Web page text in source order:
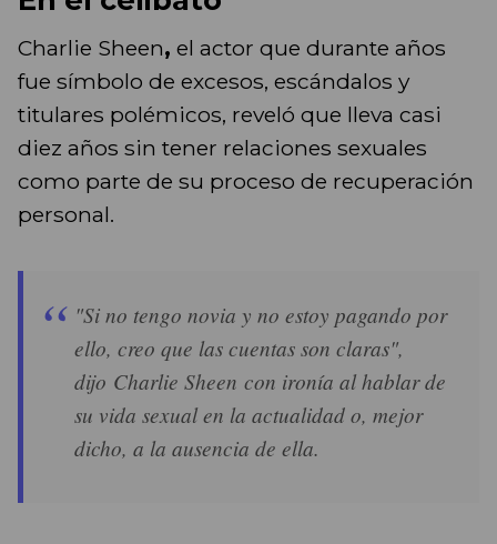
Charlie Sheen, el actor que durante años
fue símbolo de excesos, escándalos y
titulares polémicos, reveló que lleva casi
diez años sin tener relaciones sexuales
como parte de su proceso de recuperación
personal.
"Si no tengo novia y no estoy pagando por
ello, creo que las cuentas son claras",
dijo Charlie Sheen con ironía al hablar de
su vida sexual en la actualidad o, mejor
dicho, a la ausencia de ella.